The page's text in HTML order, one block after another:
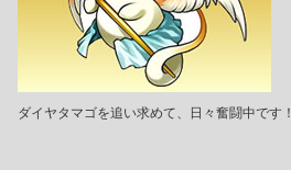
ダイヤタマゴを追い求めて、日々奮闘中です！